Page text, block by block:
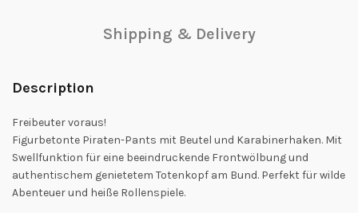
Shipping & Delivery
Description
Freibeuter voraus!
Figurbetonte Piraten-Pants mit Beutel und Karabinerhaken. Mit
Swellfunktion für eine beeindruckende Frontwölbung und
authentischem genietetem Totenkopf am Bund. Perfekt für wilde
Abenteuer und heiße Rollenspiele.